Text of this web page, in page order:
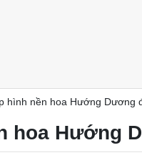
hình nền hoa Hướng Dương
hoa Hướng